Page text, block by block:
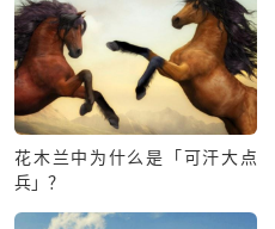
花木兰中为什么是「可汗大点
兵」？